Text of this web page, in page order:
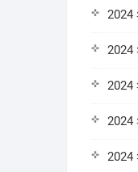
2024
2024
2024
2024
2024